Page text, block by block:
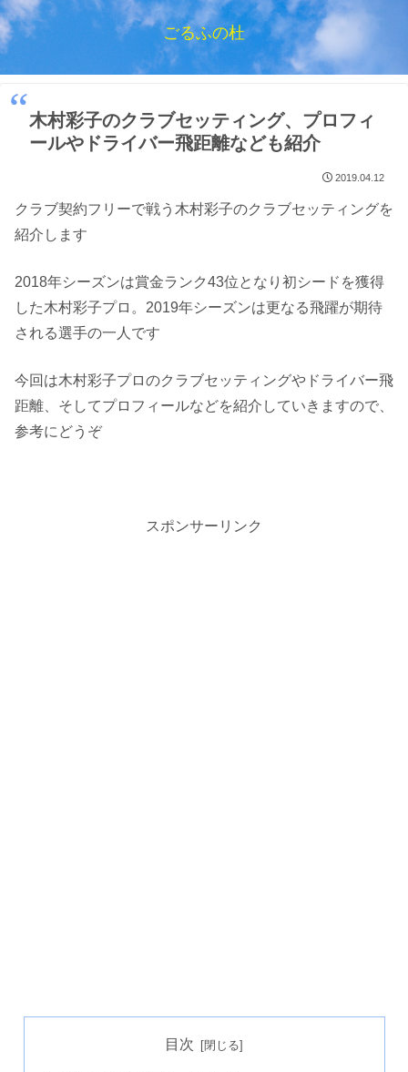
ごるふの杜
木村彩子のクラブセッティング、プロフィ
ールやドライバー飛距離なども紹介
2019.04.12
クラブ契約フリーで戦う木村彩子のクラブセッティングを
紹介します
2018年シーズンは賞金ランク43位となり初シードを獲得
した木村彩子プロ。2019年シーズンは更なる飛躍が期待
される選手の一人です
今回は木村彩子プロのクラブセッティングやドライバー飛
距離、そしてプロフィールなどを紹介していきますので、
参考にどうぞ
スポンサーリンク
目次